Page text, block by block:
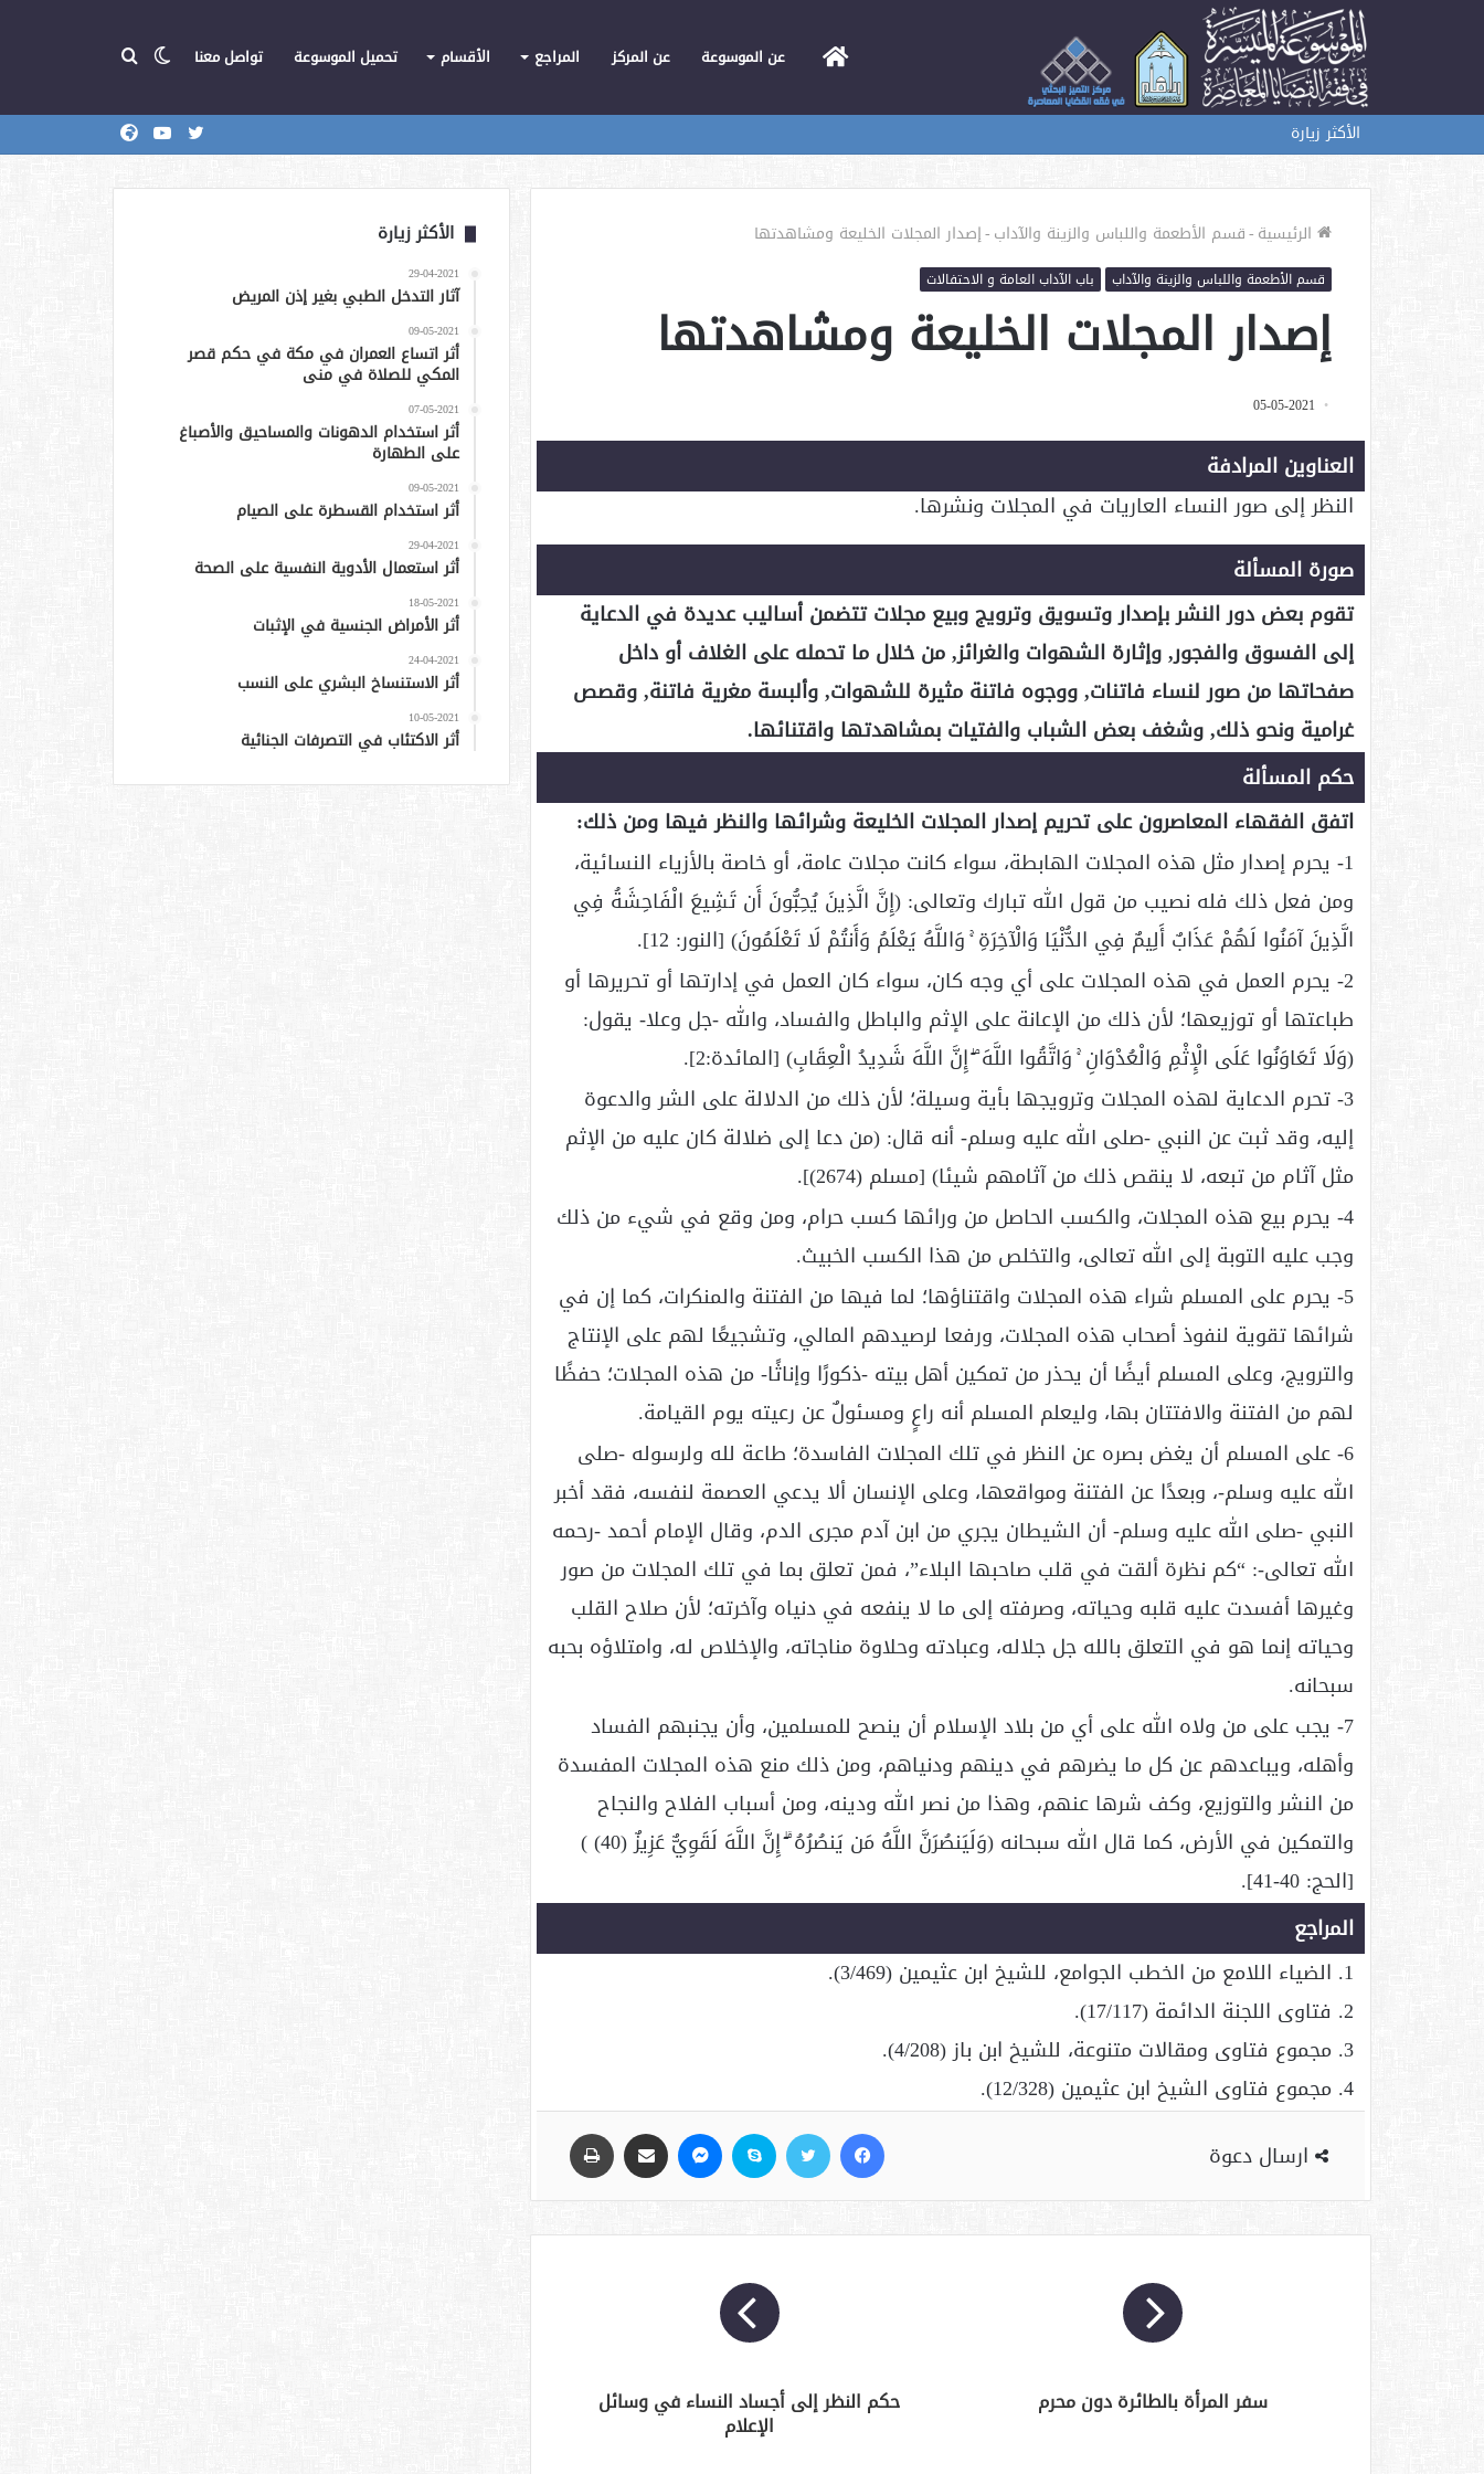
الرئيسيةعن الموسوعة عن المركز المراجع الأقسام تحميل الموسوعة تواصل معنا الوضع
الأكثر زيارة يوتيوب تويتر
الرئيسية-قسم الأطعمة واللباس والزينة والآداب-إصدار المجلات الخليعة ومشاهدتها
قسم الأطعمة واللباس والزينة والآداب باب الآداب العامة و الاحتفالات
إصدار المجلات الخليعة ومشاهدتها
05-05-2021
العناوين المرادفة
النظر إلى صور النساء العاريات في المجلات ونشرها.
صورة المسألة
تقوم بعض دور النشر بإصدار وتسويق وترويج وبيع مجلات تتضمن أساليب عديدة في الدعاية
إلى الفسوق والفجور, وإثارة الشهوات والغرائز, من خلال ما تحمله على الغلاف أو داخل
صفحاتها من صور لنساء فاتنات, ووجوه فاتنة مثيرة للشهوات, وألبسة مغرية فاتنة, وقصص
غرامية ونحو ذلك, وشغف بعض الشباب والفتيات بمشاهدتها واقتنائها.
حكم المسألة
اتفق الفقهاء المعاصرون على تحريم إصدار المجلات الخليعة وشرائها والنظر فيها ومن ذلك:
1- يحرم إصدار مثل هذه المجلات الهابطة، سواء كانت مجلات عامة، أو خاصة بالأزياء النسائية،
ومن فعل ذلك فله نصيب من قول الله تبارك وتعالى: (إِنَّ الَّذِينَ يُحِبُّونَ أَن تَشِيعَ الْفَاحِشَةُ فِي
الَّذِينَ آمَنُوا لَهُمْ عَذَابٌ أَلِيمٌ فِي الدُّنْيَا وَالْآخِرَةِ ۚ وَاللَّهُ يَعْلَمُ وَأَنتُمْ لَا تَعْلَمُونَ) [النور: 12].
2- يحرم العمل في هذه المجلات على أي وجه كان، سواء كان العمل في إدارتها أو تحريرها أو
طباعتها أو توزيعها؛ لأن ذلك من الإعانة على الإثم والباطل والفساد، والله -جل وعلا- يقول:
(وَلَا تَعَاوَنُوا عَلَى الْإِثْمِ وَالْعُدْوَانِ ۚ وَاتَّقُوا اللَّهَ ۖ إِنَّ اللَّهَ شَدِيدُ الْعِقَابِ) [المائدة:2].
3- تحرم الدعاية لهذه المجلات وترويجها بأية وسيلة؛ لأن ذلك من الدلالة على الشر والدعوة
إليه، وقد ثبت عن النبي -صلى الله عليه وسلم- أنه قال: (من دعا إلى ضلالة كان عليه من الإثم
مثل آثام من تبعه، لا ينقص ذلك من آثامهم شيئا) [مسلم (2674)].
4- يحرم بيع هذه المجلات، والكسب الحاصل من ورائها كسب حرام، ومن وقع في شيء من ذلك
وجب عليه التوبة إلى الله تعالى، والتخلص من هذا الكسب الخبيث.
5- يحرم على المسلم شراء هذه المجلات واقتناؤها؛ لما فيها من الفتنة والمنكرات، كما إن في
شرائها تقوية لنفوذ أصحاب هذه المجلات، ورفعا لرصيدهم المالي، وتشجيعًا لهم على الإنتاج
والترويج، وعلى المسلم أيضًا أن يحذر من تمكين أهل بيته -ذكورًا وإناثًا- من هذه المجلات؛ حفظًا
لهم من الفتنة والافتتان بها، وليعلم المسلم أنه راعٍ ومسئولٌ عن رعيته يوم القيامة.
6- على المسلم أن يغض بصره عن النظر في تلك المجلات الفاسدة؛ طاعة لله ولرسوله -صلى
الله عليه وسلم-، وبعدًا عن الفتنة ومواقعها، وعلى الإنسان ألا يدعي العصمة لنفسه، فقد أخبر
النبي -صلى الله عليه وسلم- أن الشيطان يجري من ابن آدم مجرى الدم، وقال الإمام أحمد -رحمه
الله تعالى-: “كم نظرة ألقت في قلب صاحبها البلاء”، فمن تعلق بما في تلك المجلات من صور
وغيرها أفسدت عليه قلبه وحياته، وصرفته إلى ما لا ينفعه في دنياه وآخرته؛ لأن صلاح القلب
وحياته إنما هو في التعلق بالله جل جلاله، وعبادته وحلاوة مناجاته، والإخلاص له، وامتلاؤه بحبه
سبحانه.
7- يجب على من ولاه الله على أي من بلاد الإسلام أن ينصح للمسلمين، وأن يجنبهم الفساد
وأهله، ويباعدهم عن كل ما يضرهم في دينهم ودنياهم، ومن ذلك منع هذه المجلات المفسدة
من النشر والتوزيع، وكف شرها عنهم، وهذا من نصر الله ودينه، ومن أسباب الفلاح والنجاح
والتمكين في الأرض، كما قال الله سبحانه (وَلَيَنصُرَنَّ اللَّهُ مَن يَنصُرُهُ ۗ إِنَّ اللَّهَ لَقَوِيٌّ عَزِيزٌ (40) )
[الحج: 40-41].
المراجع
1. الضياء اللامع من الخطب الجوامع، للشيخ ابن عثيمين (3/469).
2. فتاوى اللجنة الدائمة (17/117).
3. مجموع فتاوى ومقالات متنوعة، للشيخ ابن باز (4/208).
4. مجموع فتاوى الشيخ ابن عثيمين (12/328).
ارسال دعوة
سفر المرأة بالطائرة دون محرم حكم النظر إلى أجساد النساء في وسائل
الإعلام
الأكثر زيارة
29-04-2021
آثار التدخل الطبي بغير إذن المريض
09-05-2021
أثر اتساع العمران في مكة في حكم قصر
المكي للصلاة في منى
07-05-2021
أثر استخدام الدهونات والمساحيق والأصباغ
على الطهارة
09-05-2021
أثر استخدام القسطرة على الصيام
29-04-2021
أثر استعمال الأدوية النفسية على الصحة
18-05-2021
أثر الأمراض الجنسية في الإثبات
24-04-2021
أثر الاستنساخ البشري على النسب
10-05-2021
أثر الاكتئاب في التصرفات الجنائية